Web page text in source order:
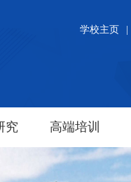
学校主页
究 高端培训